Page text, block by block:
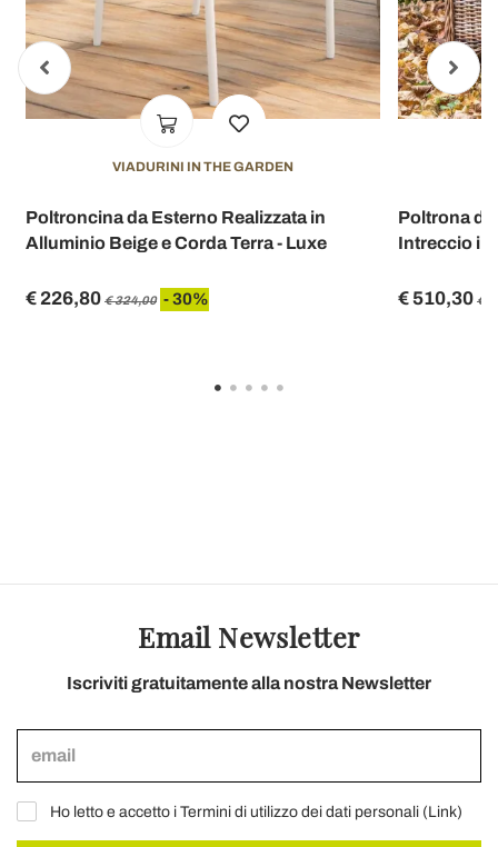
VIADURINI IN THE GARDEN
Poltroncina da Esterno Realizzata in
Alluminio Beige e Corda Terra - Luxe
€ 226,80 € 324,00 - 30%
Poltrona
Intreccio in
€ 510,30 €
Email Newsletter
Iscriviti gratuitamente alla nostra Newsletter
Ho letto e accetto i Termini di utilizzo dei dati personali (Link)